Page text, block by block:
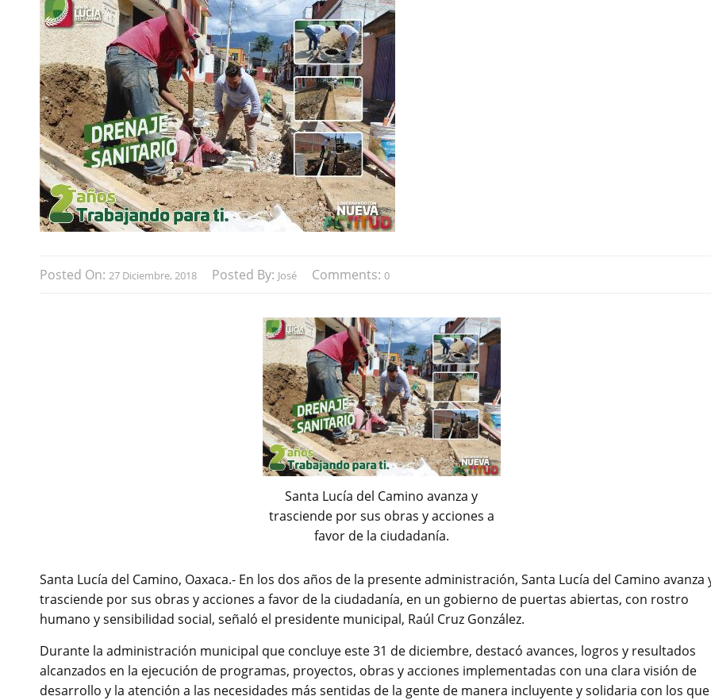
Posted On: 27 Diciembre, 2018 Posted By: José Comments: 0
Santa Lucía del Camino avanza y
trasciende por sus obras y acciones a
favor de la ciudadanía.
Santa Lucía del Camino, Oaxaca.- En los dos años de la presente administración, Santa Lucía del Camino avanza
trasciende por sus obras y acciones a favor de la ciudadanía, en un gobierno de puertas abiertas, con rostro
humano y sensibilidad social, señaló el presidente municipal, Raúl Cruz González.
Durante la administración municipal que concluye este 31 de diciembre, destacó avances, logros y resultados
alcanzados en la ejecución de programas, proyectos, obras y acciones implementadas con una clara visión de
desarrollo y la atención a las necesidades más sentidas de la gente de manera incluyente y solidaria con los que